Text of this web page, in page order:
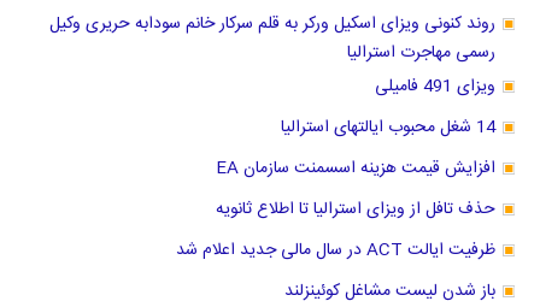
روند کنونی ویزای اسکیل ورکر به قلم سرکار خانم سودابه حریری وکیل
رسمی مهاجرت استرالیا
ویزای 491 فامیلی
14 شغل محبوب ایالتهای استرالیا
افزایش قیمت هزینه اسسمنت سازمان EA
حذف تافل از ویزای استرالیا تا اطلاع ثانویه
ظرفیت ایالت ACT در سال مالی جدید اعلام شد
باز شدن لیست مشاغل کوئینزلند